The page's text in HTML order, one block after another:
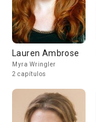
Lauren Ambrose
Myra Wringler
2 capítulos